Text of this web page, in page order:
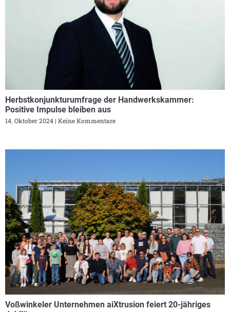
Herbstkonjunkturumfrage der Handwerkskammer:
Positive Impulse bleiben aus
14. Oktober 2024 Keine Kommentare
Voßwinkeler Unternehmen aiXtrusion feiert 20-jähriges